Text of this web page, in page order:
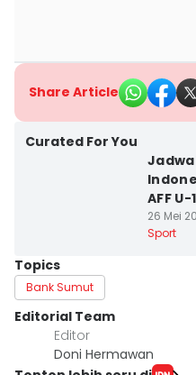
Share Article
Curated For You
AFF U-
26 Mei
Sport
Topics
Bank Sumut
Editorial Team
Editor
Doni Hermawan